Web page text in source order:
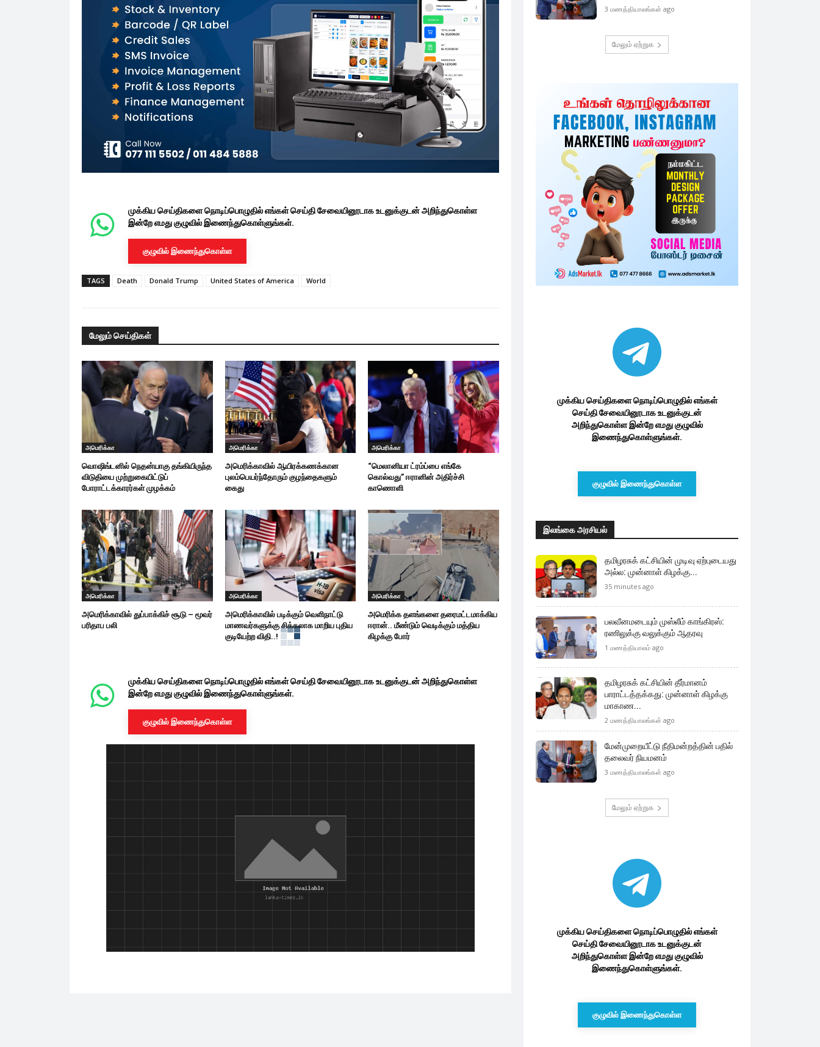
முக்கிய செய்திகளை நொடிப்பொழுதில் எங்கள் செய்தி சேவையினூடாக உடனுக்குடன் அறிந்துகொள்ள
இன்றே எமது குழுவில் இணைந்துகொள்ளுங்கள்.
குழுவில் இணைந்துகொள்ள
TAGS Death Donald Trump United States of America World
மேலும் செய்திகள்
அமெரிக்கா
வொஷிங்டனில் நெதன்யாகு தங்கியிருந்த
விடுதியை முற்றுகையிட்டுப்
போராட்டக்காரர்கள் முழக்கம்
அமெரிக்கா
அமெரிக்காவில் ஆயிரக்கணக்கான
புலம்பெயர்ந்தோரும் குழந்தைகளும்
கைது
அமெரிக்கா
“மெலானியா ட்ரம்ப்பை எங்கே
கொல்வது” ஈரானின் அதிர்ச்சி
காணொளி
அமெரிக்கா
அமெரிக்காவில் துப்பாக்கிச் சூடு – மூவர்
பரிதாப பலி
அமெரிக்கா
அமெரிக்காவில் படிக்கும் வெளிநாட்டு
மாணவர்களுக்கு சிக்கலாக மாறிய புதிய
குடியேற்ற விதி..!
அமெரிக்கா
அமெரிக்க தளங்களை தரைமட்டமாக்கிய
ஈரான்.. மீண்டும் வெடிக்கும் மத்திய
கிழக்கு போர்
முக்கிய செய்திகளை நொடிப்பொழுதில் எங்கள் செய்தி சேவையினூடாக உடனுக்குடன் அறிந்துகொள்ள
இன்றே எமது குழுவில் இணைந்துகொள்ளுங்கள்.
குழுவில் இணைந்துகொள்ள
3 மணத்தியாலங்கள் ago
மேலும் ஏற்றுக
முக்கிய செய்திகளை நொடிப்பொழுதில் எங்கள்
செய்தி சேவையினூடாக உடனுக்குடன்
அறிந்துகொள்ள இன்றே எமது குழுவில்
இணைந்துகொள்ளுங்கள்.
குழுவில் இணைந்துகொள்ள
இலங்கை அரசியல்
தமிழரசுக் கட்சியின் முடிவு ஏற்புடையது
அல்ல: முன்னாள் கிழக்கு...
35 minutes ago
பலவீனமடையும் முஸ்லீம் காங்கிரஸ்:
ரணிலுக்கு வலுக்கும் ஆதரவு
1 மணத்தியாலம் ago
தமிழரசுக் கட்சியின் தீர்மானம்
பாராட்டத்தக்கது: முன்னாள் கிழக்கு
மாகாண...
2 மணத்தியாலங்கள் ago
மேன்முறையீட்டு நீதிமன்றத்தின் பதில்
தலைவர் நியமனம்
3 மணத்தியாலங்கள் ago
மேலும் ஏற்றுக
முக்கிய செய்திகளை நொடிப்பொழுதில் எங்கள்
செய்தி சேவையினூடாக உடனுக்குடன்
அறிந்துகொள்ள இன்றே எமது குழுவில்
இணைந்துகொள்ளுங்கள்.
குழுவில் இணைந்துகொள்ள